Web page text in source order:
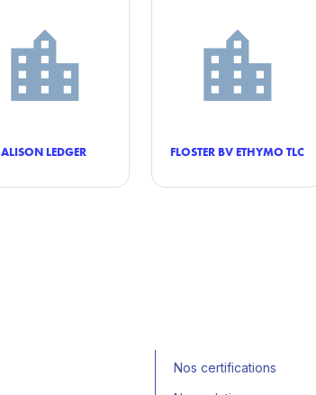
ALISON LEDGER FLOSTER BV ETHYMO TLC
Nos certifications